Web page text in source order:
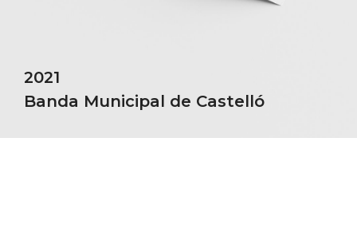
2021
Banda Municipal de Castelló